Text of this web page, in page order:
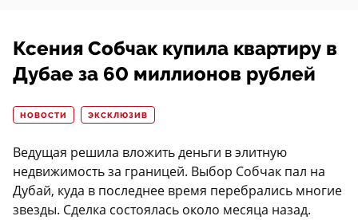
Ксения Собчак купила квартиру в
Дубае за 60 миллионов рублей
НОВОСТИ ЭКСКЛЮЗИВ
Ведущая решила вложить деньги в элитную
недвижимость за границей. Выбор Собчак пал на
Дубай, куда в последнее время перебрались многие
звезды. Сделка состоялась около месяца назад.